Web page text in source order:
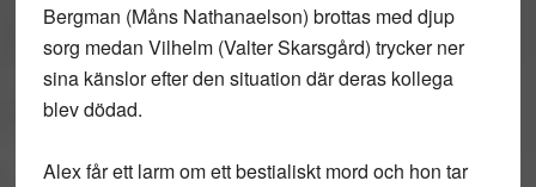
Bergman (Måns Nathanaelson) brottas med djup
sorg medan Vilhelm (Valter Skarsgård) trycker ner
sina känslor efter den situation där deras kollega
blev dödad.
Alex får ett larm om ett bestialiskt mord och hon tar